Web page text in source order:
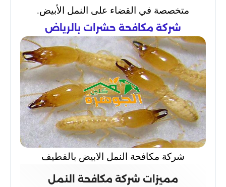
متخصصة في القضاء على النمل الأبيض.
شركة مكافحة حشرات بالرياض
شركة مكافحة النمل الابيض بالقطيف
مميزات شركة مكافحة النمل